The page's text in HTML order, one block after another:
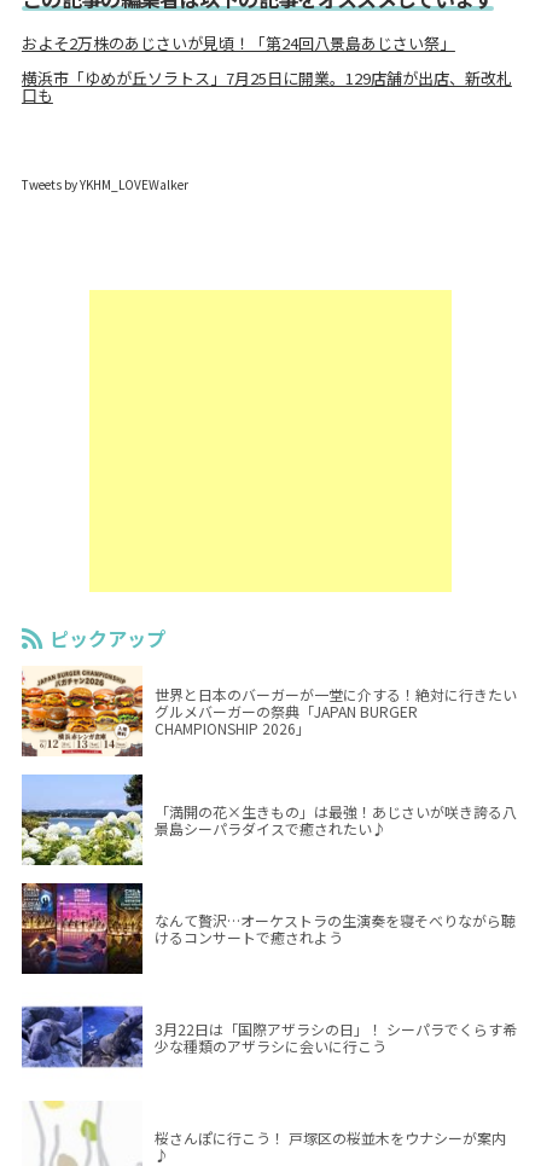
およそ2万株のあじさいが見頃！「第24回八景島あじさい祭」
横浜市「ゆめが丘ソラトス」7月25日に開業。129店舗が出店、新改札
口も
Tweets by YKHM_LOVEWalker
ピックアップ
世界と日本のバーガーが一堂に介する！絶対に行きたい
グルメバーガーの祭典「JAPAN BURGER
CHAMPIONSHIP 2026」
「満開の花×生きもの」は最強！あじさいが咲き誇る八
景島シーパラダイスで癒されたい♪
なんて贅沢…オーケストラの生演奏を寝そべりながら聴
けるコンサートで癒されよう
3月22日は「国際アザラシの日」！ シーパラでくらす希
少な種類のアザラシに会いに行こう
桜さんぽに行こう！ 戸塚区の桜並木をウナシーが案内
♪